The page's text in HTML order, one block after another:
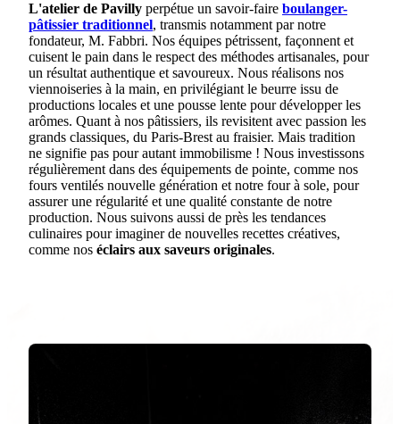
L'atelier de Pavilly perpétue un savoir-faire boulanger-
pâtissier traditionnel, transmis notamment par notre
fondateur, M. Fabbri. Nos équipes pétrissent, façonnent et
cuisent le pain dans le respect des méthodes artisanales, pour
un résultat authentique et savoureux. Nous réalisons nos
viennoiseries à la main, en privilégiant le beurre issu de
productions locales et une pousse lente pour développer les
arômes. Quant à nos pâtissiers, ils revisitent avec passion les
grands classiques, du Paris-Brest au fraisier. Mais tradition
ne signifie pas pour autant immobilisme ! Nous investissons
régulièrement dans des équipements de pointe, comme nos
fours ventilés nouvelle génération et notre four à sole, pour
assurer une régularité et une qualité constante de notre
production. Nous suivons aussi de près les tendances
culinaires pour imaginer de nouvelles recettes créatives,
comme nos éclairs aux saveurs originales.